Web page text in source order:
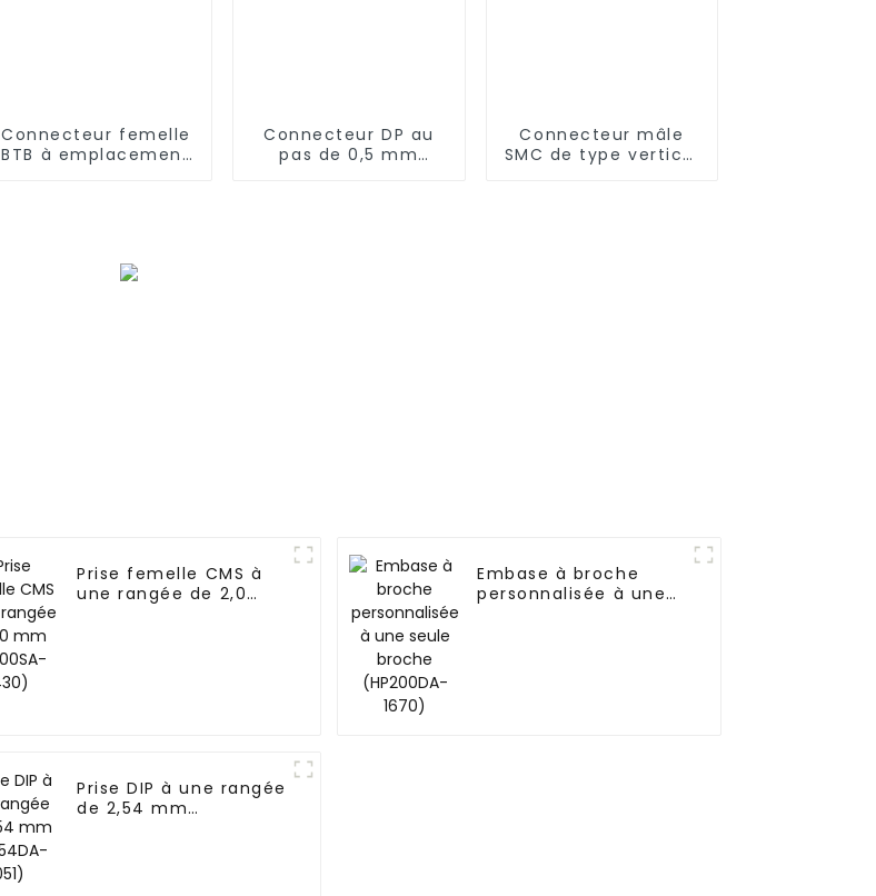
Connecteur femelle
BTB à emplacement
Connecteur DP au
pas de 0,5 mm
Connecteur mâle
SMC de type vertical
Prise femelle CMS à
une rangée de 2,0
Embase à broche
personnalisée à une
Prise DIP à une rangée
de 2,54 mm